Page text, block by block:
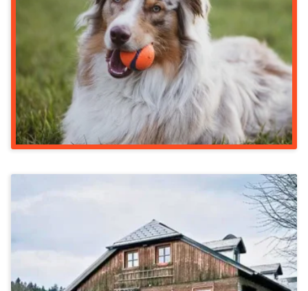
Vorbereitungskurs Hundetrainer*in In
Hanau
999 €
Wandern Im Schwarzwald